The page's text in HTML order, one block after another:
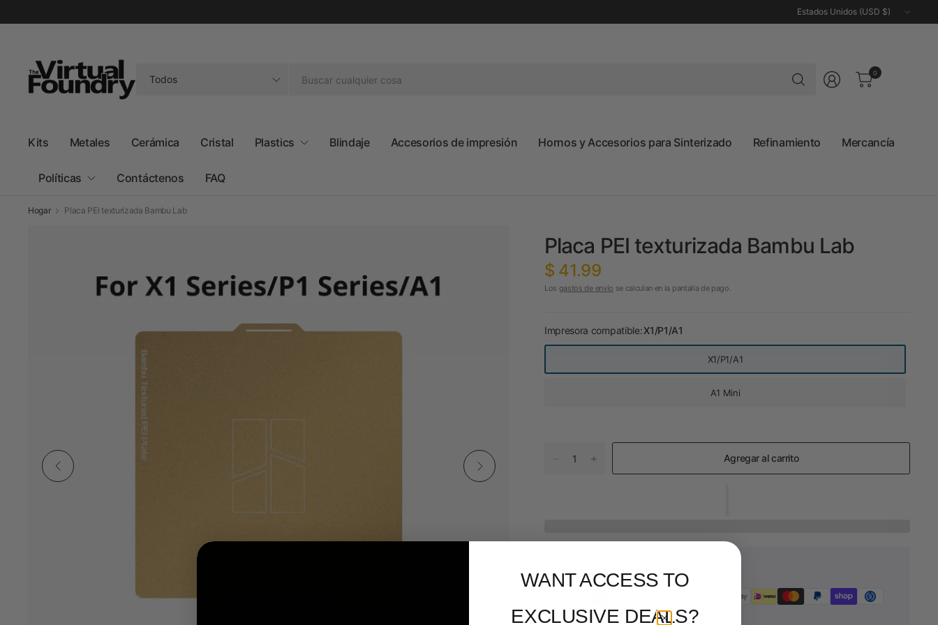
Actualizar
país/región
Buscar
cualquier
cualquier
0
Kits Metales Cerámica Cristal Plastics Blindaje Accesorios de impresión Hornos y Accesorios para Sinterizado Refinamiento Mercancía
Políticas Contáctenos FAQ
Hogar Placa PEI texturizada Bambu Lab
Placa PEI texturizada Bambu Lab
$ 41.99
Los gastos de envío se calculan en la pantalla de pago.
Impresora compatible:X1/P1/A1
X1/P1/A1
A1 Mini
Agregar al carrito
Pago y seguridad
WANT ACCESS TO
EXCLUSIVE DEALS?